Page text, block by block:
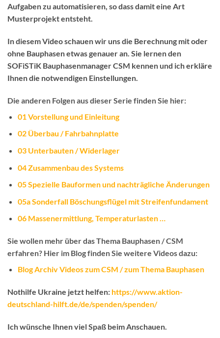
Aufgaben zu automatisieren, so dass damit eine Art
Musterprojekt entsteht.
In diesem Video schauen wir uns die Berechnung mit oder
ohne Bauphasen etwas genauer an. Sie lernen den
SOFiSTiK Bauphasenmanager CSM kennen und ich erkläre
Ihnen die notwendigen Einstellungen.
Die anderen Folgen aus dieser Serie finden Sie hier:
01 Vorstellung und Einleitung
02 Überbau / Fahrbahnplatte
03 Unterbauten / Widerlager
04 Zusammenbau des Systems
05 Spezielle Bauformen und nachträgliche Änderungen
05a Sonderfall Böschungsflügel mit Streifenfundament
06 Massenermittlung, Temperaturlasten …
Sie wollen mehr über das Thema Bauphasen / CSM
erfahren? Hier im Blog finden Sie weitere Videos dazu:
Blog Archiv Videos zum CSM / zum Thema Bauphasen
Nothilfe Ukraine jetzt helfen: https://www.aktion-
deutschland-hilft.de/de/spenden/spenden/
Ich wünsche Ihnen viel Spaß beim Anschauen.